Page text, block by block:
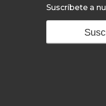
Suscríbete a